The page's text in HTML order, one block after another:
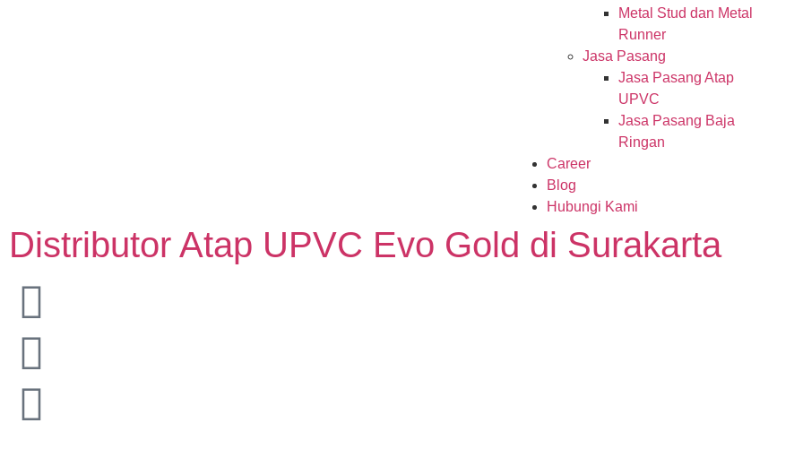
Metal Stud dan Metal
Runner
Jasa Pasang
Jasa Pasang Atap
UPVC
Jasa Pasang Baja
Ringan
Career
Blog
Hubungi Kami
Distributor Atap UPVC Evo Gold di Surakarta